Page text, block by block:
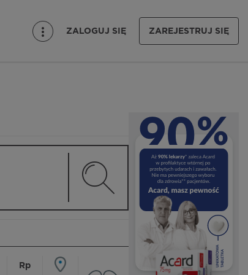
ZALOGUJ SIĘ ZAREJESTRUJ SIĘ
Rp